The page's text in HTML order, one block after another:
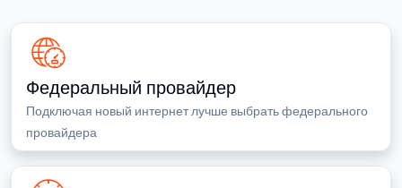
Федеральный провайдер
Подключая новый интернет лучше выбрать федерального
провайдера